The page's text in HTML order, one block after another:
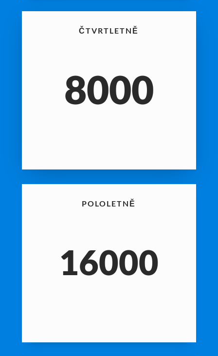
ČTVRTLETNĚ
8000
POLOLETNĚ
16000